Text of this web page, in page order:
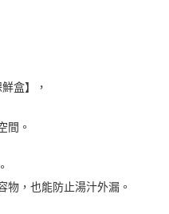
遇審核未通過，訂單將自動取
達大哥付你分期系統評分，恕無
期」於每月結算日後寄送繳費提
條碼／台灣大直營門市／銀行轉
費。
（以下簡稱本公司）所提供，讓
務，並由商店將買賣／分期付款
公司帳單繳交帳款。
約關係目的，商店將以您的個人
大哥大進項蒐集、處理及利用，
費
費
費
費
盒】，
間。
物，也能防止湯汁外漏。